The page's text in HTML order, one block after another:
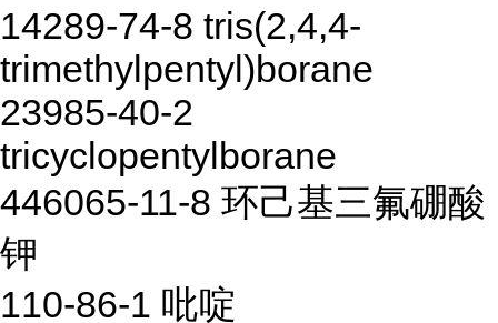
14289-74-8 tris(2,4,4-
trimethylpentyl)borane
23985-40-2
tricyclopentylborane
446065-11-8 环己基三氟硼酸
钾
110-86-1 吡啶